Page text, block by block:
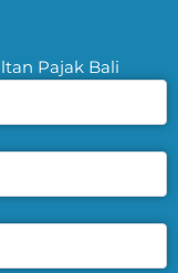
Pajak Bali